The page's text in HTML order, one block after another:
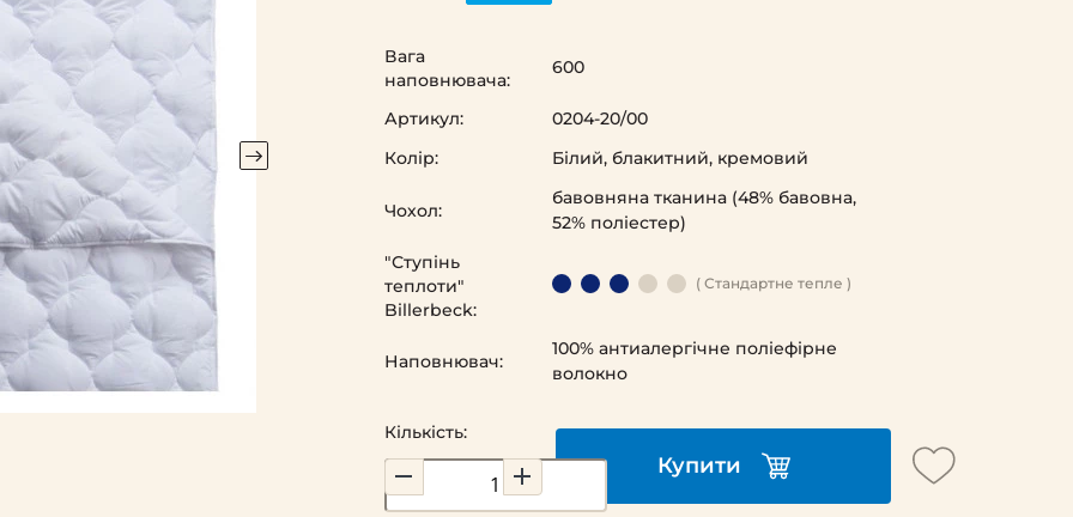
Кількість:
Купити
Вага
наповнювача:
600
Артикул:
0204-20/00
Колір:
Білий, блакитний, кремовий
Чохол:
бавовняна тканина (48% бавовна,
52% поліестер)
"Ступінь
теплоти"
Billerbeck:
( Стандартне тепле )
Наповнювач:
100% антиалергічне поліефірне
волокно